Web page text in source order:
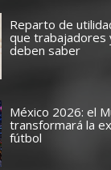
Reparto de
que trabajadores
deben saber
México 2026: el
transformará la
fútbol